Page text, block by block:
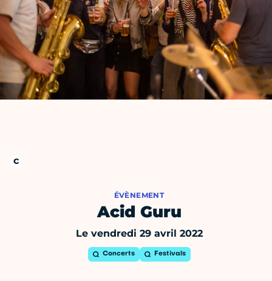
ÉVÈNEMENT
Acid Guru
Le vendredi 29 avril 2022
Concerts Festivals